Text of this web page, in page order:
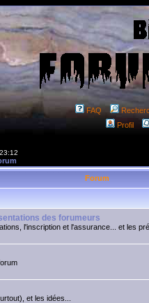
FAQ
Profil
Forum
des forumeurs
l'inscription et l'assurance... et les
et les idées...